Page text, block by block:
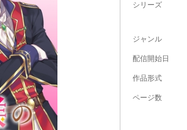
シリーズ
ジャンル
配信開始日
作品形式
ページ数